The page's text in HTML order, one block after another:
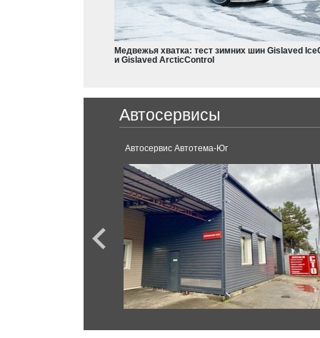
Ferrari
488 GTB
Fiesta
Focus
Expedition
Nissan
X-Trail
Teana
GT-R
X-Terra
Rogue
Terrano
Serena
Sentra
Pathfinder
Skyline
Almera
Patrol
Murano
Медвежья хватка: тест зимних шин Gislaved
и Gislaved ArcticControl
Автосервисы
Автосервис Автотема-Юг